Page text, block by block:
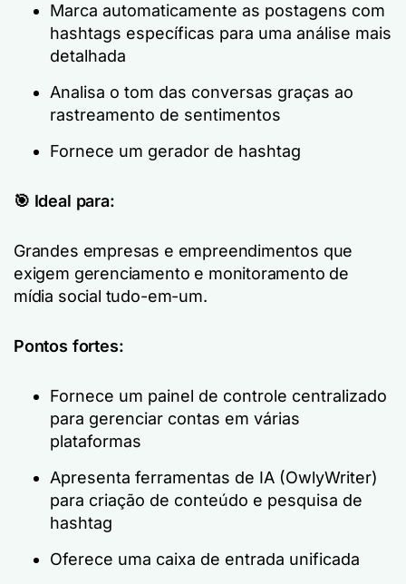
Marca automaticamente as postagens com
hashtags específicas para uma análise mais
detalhada
Analisa o tom das conversas graças ao
rastreamento de sentimentos
Fornece um gerador de hashtag
🎯 Ideal para:
Grandes empresas e empreendimentos que
exigem gerenciamento e monitoramento de
mídia social tudo-em-um.
Pontos fortes:
Fornece um painel de controle centralizado
para gerenciar contas em várias
plataformas
Apresenta ferramentas de IA (OwlyWriter)
para criação de conteúdo e pesquisa de
hashtag
Oferece uma caixa de entrada unificada